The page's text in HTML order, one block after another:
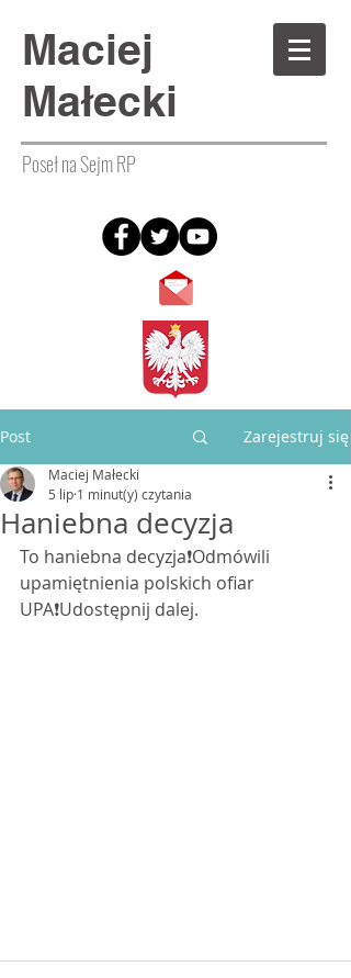
Maciej
Małecki
Poseł na Sejm RP
Post Zarejestruj się
Haniebna decyzja
Maciej Małecki
5 lip 1 minut(y) czytania
To haniebna decyzja❗️Odmówili
upamiętnienia polskich ofiar
UPA❗️Udostępnij dalej.